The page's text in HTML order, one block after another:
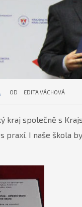
OD EDITA VÁCHOVÁ
kraj společně s
praxí. I naše škola